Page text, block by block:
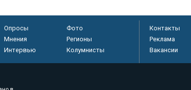
Опросы
Фото
Мнения
Регионы
Интервью Колумнисты
Контакты
Реклама
Вакансии